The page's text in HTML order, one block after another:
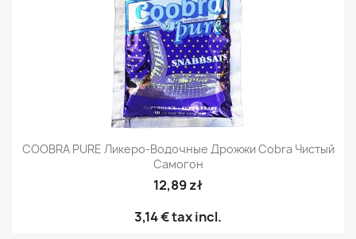
COOBRA PURE Ликеро-Водочные Дрожжи Cobra Чистый
Самогон
12,89 zł
3,14 €tax incl.